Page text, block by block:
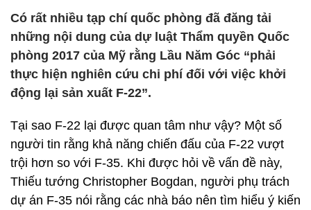
Có rất nhiều tạp chí quốc phòng đã đăng tải
những nội dung của dự luật Thẩm quyền Quốc
phòng 2017 của Mỹ rằng Lầu Năm Góc “phải
thực hiện nghiên cứu chi phí đối với việc khởi
động lại sản xuất F-22”.
Tại sao F-22 lại được quan tâm như vậy? Một số
người tin rằng khả năng chiến đấu của F-22 vượt
trội hơn so với F-35. Khi được hỏi về vấn đề này,
Thiếu tướng Christopher Bogdan, người phụ trách
dự án F-35 nói rằng các nhà báo nên tìm hiểu ý kiến